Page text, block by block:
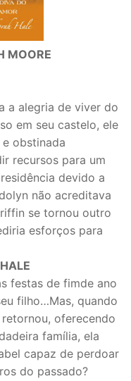
MOORE
a alegria de viver do
em seu castelo, ele
obstinada
recursos para um
devido a
não acreditava
se tornou outro
esforços para
festas de fimde ano
filho…Mas, quando
oferecendo
família, ela
capaz de perdoar
do passado?